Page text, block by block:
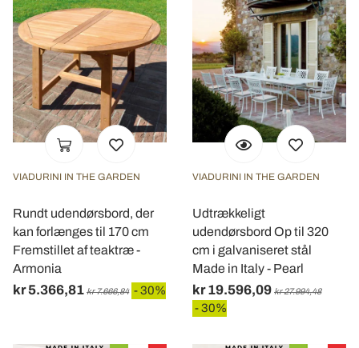
VIADURINI IN THE GARDEN
Rundt udendørsbord, der
kan forlænges til 170 cm
Fremstillet af teaktræ -
Armonia
kr 5.366,81 kr 7.666,84 - 30%
VIADURINI IN THE GARDEN
Udtrækkeligt
udendørsbord Op til 320
cm i galvaniseret stål
Made in Italy - Pearl
kr 19.596,09 kr 27.994,48
- 30%